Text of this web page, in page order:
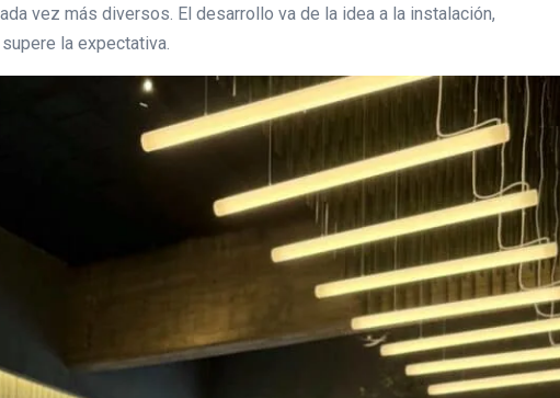
vez más diversos. El desarrollo va de la idea a la instalación,
la expectativa.